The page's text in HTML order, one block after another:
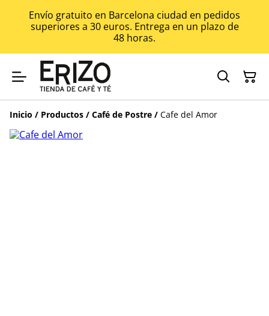
Envío gratuito en Barcelona ciudad en pedidos
superiores a 30 euros. Entrega en un plazo de
48 horas.
Inicio / Productos / Café de Postre / Cafe del Amor